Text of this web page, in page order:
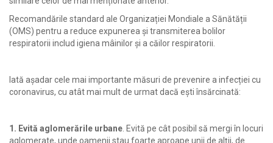
Recomandările standard ale Organizației Mondiale a Sănătății
(OMS) pentru a reduce expunerea și transmiterea bolilor
respiratorii includ igiena mâinilor și a căilor respiratorii.
Iată așadar cele mai importante măsuri de prevenire a infecției cu
coronavirus, cu atât mai mult de urmat dacă ești însărcinată:
1. Evită aglomerările urbane. Evită pe cât posibil să mergi în locuri
aglomerate, unde oamenii stau foarte aproape unii de alții, de